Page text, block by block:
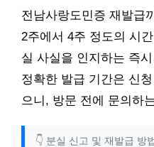
전남사랑도민증 재발급
2주에서 4주 정도의 시
실 사실을 인지하는 즉
정확한 발급 기간은 신
으니, 방문 전에 문의하
👇 분실 신고 및 재발급 방